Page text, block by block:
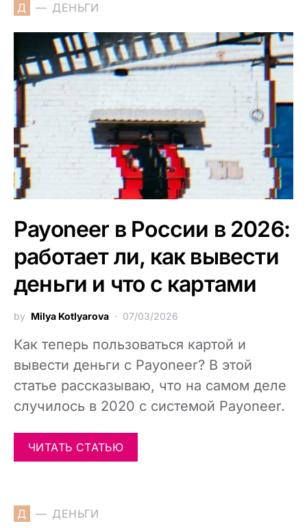
Д ДЕНЬГИ
Payoneer в России в 2026:
работает ли, как вывести
деньги и что с картами
by Milya Kotlyarova 07/03/2026
Как теперь пользоваться картой и
вывести деньги с Payoneer? В этой
статье рассказываю, что на самом деле
случилось в 2020 с системой Payoneer.
ЧИТАТЬ СТАТЬЮ
Д ДЕНЬГИ